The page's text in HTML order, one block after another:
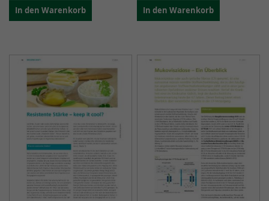
In den Warenkorb In den Warenkorb